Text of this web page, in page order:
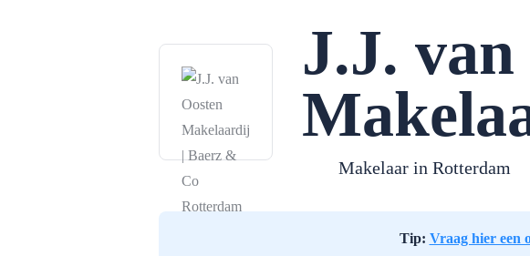
J.J. van
Makelaar in Rotterdam
Tip: Vraag hier een